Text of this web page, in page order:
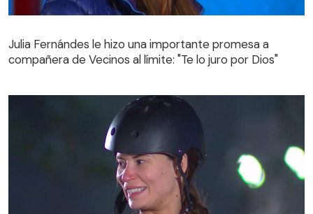
compañera de Vecinos al límite: "Te lo juro por Dios"
Julia Fernándes le hizo una importante promesa a
compañera de Vecinos al límite: "Te lo juro por Dios"